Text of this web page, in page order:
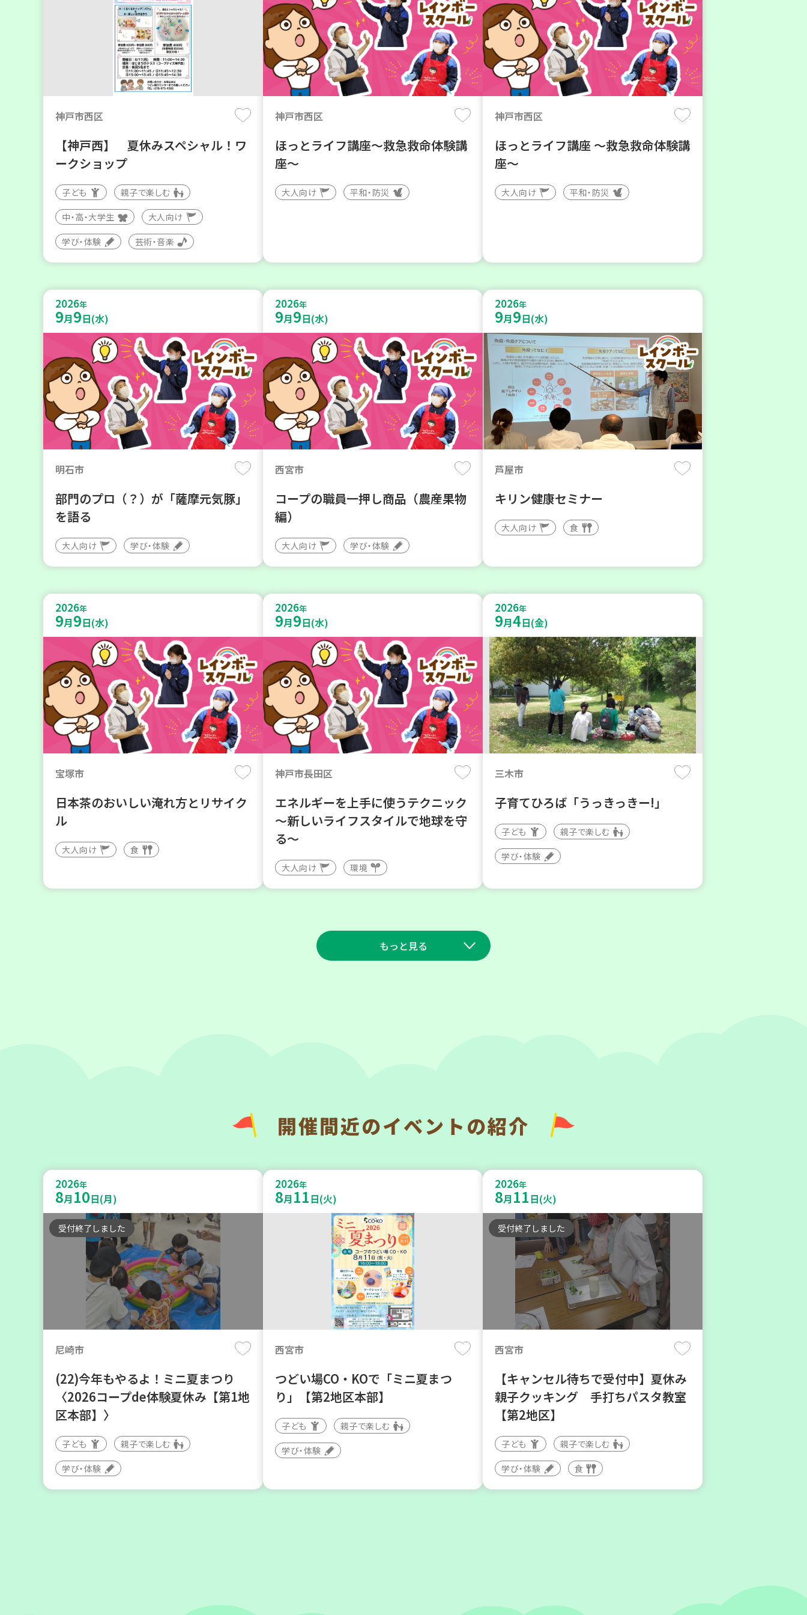
神戸市西区
【神戸西】 夏休みスペシャル！ワ
ークショップ
子ども 親子で楽しむ
中・高・大学生 大人向け
学び・体験 芸術・音楽
神戸市西区
ほっとライフ講座～救急救命体験講
座～
大人向け 平和・防災
神戸市西区
ほっとライフ講座 ～救急救命体験講
座～
大人向け 平和・防災
2026年
9月9日(水)
明石市
部門のプロ（？）が「薩摩元気豚」
を語る
大人向け 学び・体験
2026年
9月9日(水)
西宮市
コープの職員一押し商品（農産果物
編）
大人向け 学び・体験
2026年
9月9日(水)
芦屋市
キリン健康セミナー
大人向け 食
2026年
9月9日(水)
宝塚市
日本茶のおいしい淹れ方とリサイク
ル
大人向け 食
2026年
9月9日(水)
神戸市長田区
エネルギーを上手に使うテクニック
～新しいライフスタイルで地球を守
る～
大人向け 環境
2026年
9月4日(金)
三木市
子育てひろば「うっきっきー!」
子ども 親子で楽しむ
学び・体験
もっと見る
け合いの会相談会【第4地区】
大人向け
カフェ・つどい場
西宮市
チャレンジ！ローリングストック ～
いつもの食材で備えよう～
大人向け 平和・防災
明石市
2026年８月度 「子育てひろば」
のご案内 ～明石から高砂エリア
～ 【第6地区】
子ども 親子で楽しむ
学び・体験
9 7
川西市
10 31
神戸市西区
2026 年
8 21
加古川市
開催間近のイベントの紹介
2026年
8月 10日(月)
受付終了しました
尼崎市
(22)今年もやるよ！ミニ夏まつり
〈2026コープde体験夏休み【第1地
区本部】〉
子ども 親子で楽しむ
学び・体験
2026年
8月 11日(火)
西宮市
つどい場CO・KOで「ミニ夏まつ
り」【第2地区本部】
子ども 親子で楽しむ
学び・体験
2026年
8月 11日(火)
受付終了しました
西宮市
【キャンセル待ちで受付中】夏休み
親子クッキング 手打ちパスタ教室
【第2地区】
子ども 親子で楽しむ
学び・体験 食